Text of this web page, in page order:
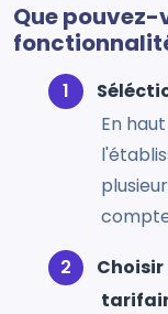
Que
En
Choisir